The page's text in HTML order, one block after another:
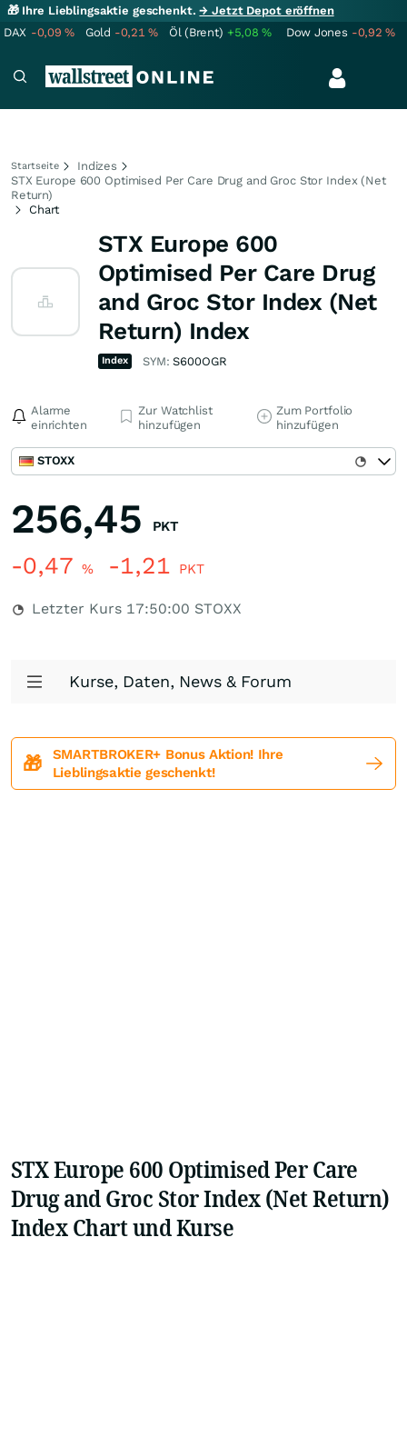
🎁 Ihre Lieblingsaktie geschenkt.→ Jetzt Depot eröffnen
DAX -0,09% Gold -0,21% Öl (Brent) +5,08% Dow Jones -0,92%
Startseite
Indizes
STX Europe 600 Optimised Per Care Drug and Groc Stor Index (Net
Return)
Chart
STX Europe 600
Optimised Per Care Drug
and Groc Stor Index (Net
Return) Index
Index SYM:S600OGR
Alarme
einrichten
Zur Watchlist
hinzufügen
Zum Portfolio
hinzufügen
STOXX
256,45 PKT
-0,47 % -1,21 PKT
Letzter Kurs 17:50:00 STOXX
Kurse, Daten, News & Forum
🎁
SMARTBROKER+ Bonus Aktion! Ihre
Lieblingsaktie geschenkt!
STX Europe 600 Optimised Per Care
Drug and Groc Stor Index (Net Return)
Index Chart und Kurse